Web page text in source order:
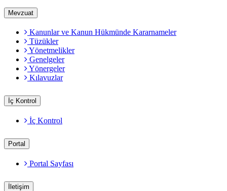
Mevzuat
Kanunlar ve Kanun Hükmünde Kararnameler
Tüzükler
Yönetmelikler
Genelgeler
Yönergeler
Kılavuzlar
İç Kontrol
İç Kontrol
Portal
Portal Sayfası
İletişim